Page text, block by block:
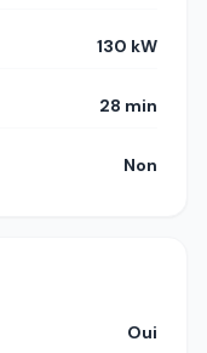
130 kW
28 min
Non
Oui